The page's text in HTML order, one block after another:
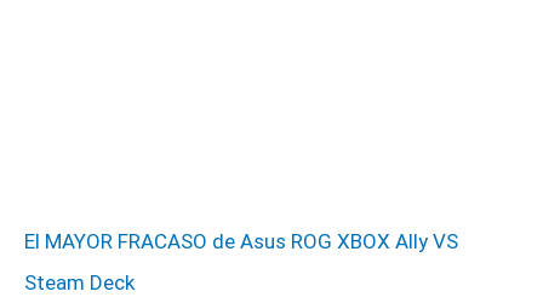
El MAYOR FRACASO de Asus ROG XBOX Ally VS
Steam Deck